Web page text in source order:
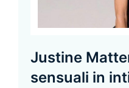
Justine
sensuali in